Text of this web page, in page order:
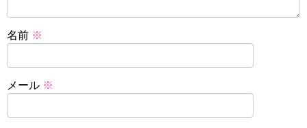
名前 ※
メール ※